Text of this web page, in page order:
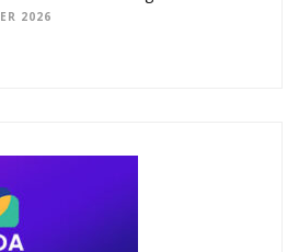
2026